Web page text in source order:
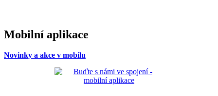
Mobilní aplikace
Novinky a akce v mobilu